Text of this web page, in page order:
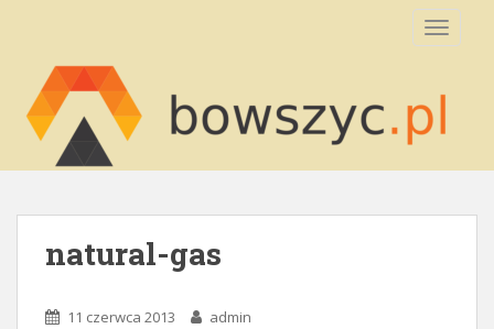
natural-gas
11 czerwca 2013 admin